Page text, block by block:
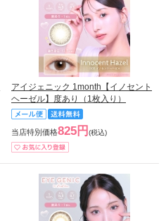
アイジェニック 1month【イノセント
ヘーゼル】度あり（1枚入り）
当店特別価格825円 (税込)